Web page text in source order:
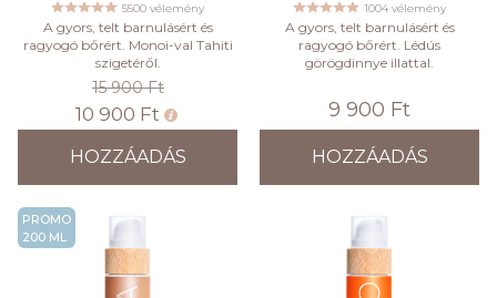
5500 vélemény
A gyors, telt barnulásért és
ragyogó bőrért. Monoi-val Tahiti
szigetéről.
15 900 Ft
10 900 Ft
HOZZÁADÁS
1004 vélemény
A gyors, telt barnulásért és
ragyogó bőrért. Lédús
görögdinnye illattal.
9 900 Ft
HOZZÁADÁS
PROMO
200 ML